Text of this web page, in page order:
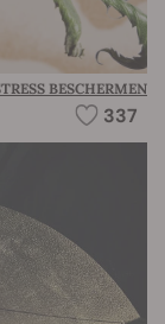
BESCHERMEN
337